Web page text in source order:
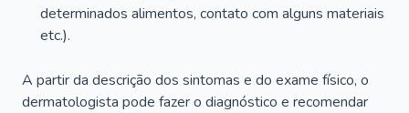
determinados alimentos, contato com alguns materiais
etc.).
A partir da descrição dos sintomas e do exame físico, o
dermatologista pode fazer o diagnóstico e recomendar